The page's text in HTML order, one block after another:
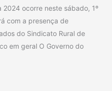
ocorre neste sábado, 1º
com a presença de
do Sindicato Rural de
em geral O Governo do